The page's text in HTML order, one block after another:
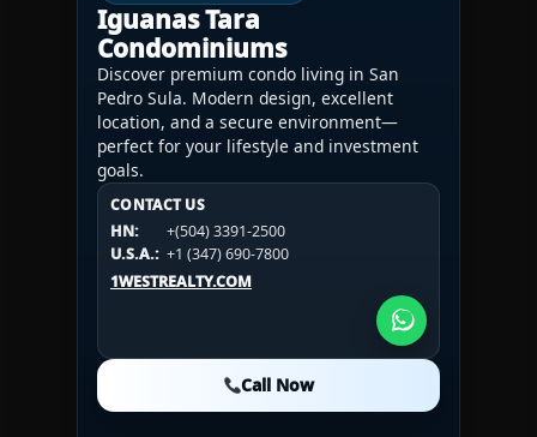
Iguanas Tara
Condominiums
Discover premium condo living in San
Pedro Sula. Modern design, excellent
location, and a secure environment—
perfect for your lifestyle and investment
goals.
CONTACT US
HN:
+(504) 3391-2500
U.S.A.: +1 (347) 690-7800
1WESTREALTY.COM
Call Now
CONTACT US
HN:
+(504) 3391-2500
U.S.A.:
+1 (984) 246-2100
1WESTREALTY.COM
CONTACT US
HN:
+(504) 3391-2500
U.S.A.: +1 (984) 246-2100
1WESTREALTY.COM
Call Now